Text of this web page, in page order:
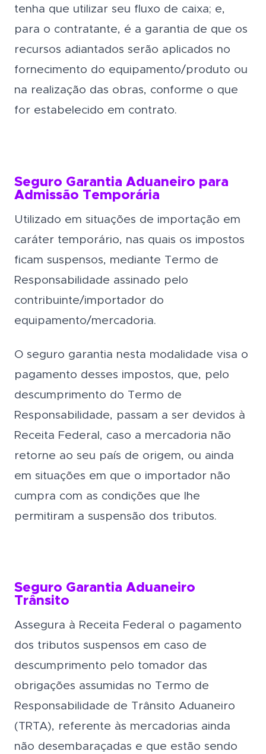
tenha que utilizar seu fluxo de caixa; e,
para o contratante, é a garantia de que os
recursos adiantados serão aplicados no
fornecimento do equipamento/produto ou
na realização das obras, conforme o que
for estabelecido em contrato.
Seguro Garantia Aduaneiro para
Admissão Temporária
Utilizado em situações de importação em
caráter temporário, nas quais os impostos
ficam suspensos, mediante Termo de
Responsabilidade assinado pelo
contribuinte/importador do
equipamento/mercadoria.
O seguro garantia nesta modalidade visa o
pagamento desses impostos, que, pelo
descumprimento do Termo de
Responsabilidade, passam a ser devidos à
Receita Federal, caso a mercadoria não
retorne ao seu país de origem, ou ainda
em situações em que o importador não
cumpra com as condições que lhe
permitiram a suspensão dos tributos.
Seguro Garantia Aduaneiro
Trânsito
Assegura à Receita Federal o pagamento
dos tributos suspensos em caso de
descumprimento pelo tomador das
obrigações assumidas no Termo de
Responsabilidade de Trânsito Aduaneiro
(TRTA), referente às mercadorias ainda
não desembaraçadas e que estão sendo